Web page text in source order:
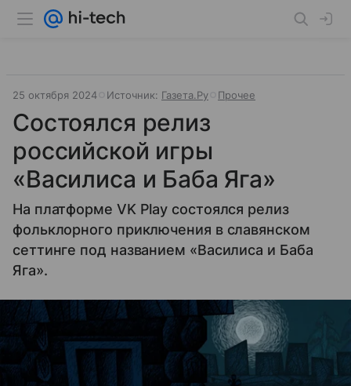
25 октября 2024 Источник: Газета.Ру Прочее
Состоялся релиз
российской игры
«Василиса и Баба Яга»
На платформе VK Play состоялся релиз
фольклорного приключения в славянском
сеттинге под названием «Василиса и Баба
Яга».